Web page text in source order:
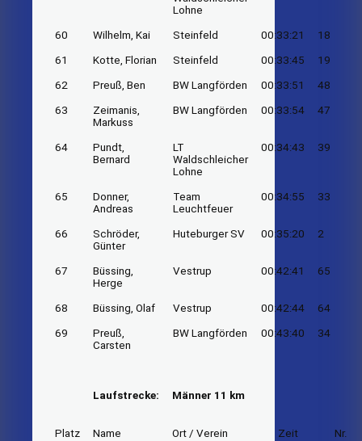
Lohne
60 Wilhelm, Kai Steinfeld 00:33:21 18
61 Kotte, Florian Steinfeld 00:33:45 19
62 Preuß, Ben BW Langförden 00:33:51 48
63
Zeimanis,
Markuss
BW Langförden 00:33:54 47
64
Pundt,
Bernard
LT
Waldschleicher
Lohne
00:34:43 39
65
Donner,
Andreas
Team
Leuchtfeuer
00:34:55 33
66
Schröder,
Günter
Huteburger SV 00:35:20 2
67
Büssing,
Herge
Vestrup 00:42:41 65
68 Büssing, Olaf Vestrup 00:42:44 64
69
Preuß,
Carsten
BW Langförden 00:43:40 34
Laufstrecke: Männer 11 km
Platz Name Ort / Verein Zeit Nr.